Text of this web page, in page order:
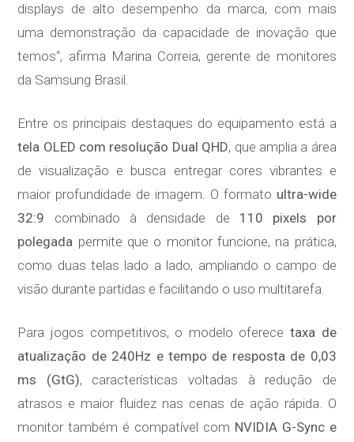
displays de alto desempenho da marca, com mais
uma demonstração da capacidade de inovação que
temos“, afirma Marina Correia, gerente de monitores
da Samsung Brasil.
Entre os principais destaques do equipamento está a
tela OLED com resolução Dual QHD, que amplia a área
de visualização e busca entregar cores vibrantes e
maior profundidade de imagem. O formato ultra-wide
32:9 combinado à densidade de 110 pixels por
polegada permite que o monitor funcione, na prática,
como duas telas lado a lado, ampliando o campo de
visão durante partidas e facilitando o uso multitarefa.
Para jogos competitivos, o modelo oferecetaxa de
atualização de 240Hz e tempo de resposta de 0,03
ms (GtG), características voltadas à redução de
atrasos e maior fluidez nas cenas de ação rápida. O
monitor também é compatível com NVIDIA G-Sync e